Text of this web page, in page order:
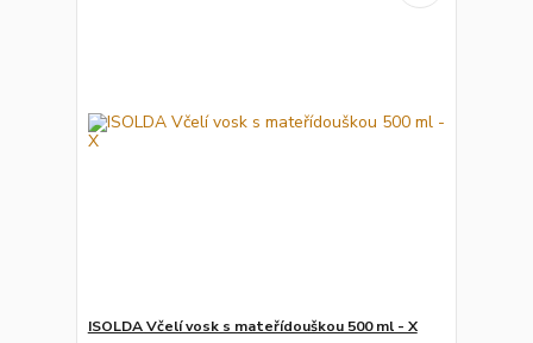
ISOLDA Včelí vosk s mateřídouškou 500 ml - X